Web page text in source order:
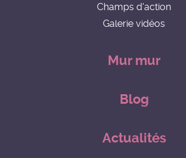
Champs d'action
Galerie vidéos
Mur mur
Blog
Actualités